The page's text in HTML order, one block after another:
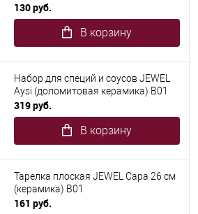
130 руб.
В корзину
Набор для специй и соусов JEWEL
Aysi (доломитовая керамика) B01
319 руб.
В корзину
Тарелка плоская JEWEL Сара 26 см
(керамика) B01
161 руб.